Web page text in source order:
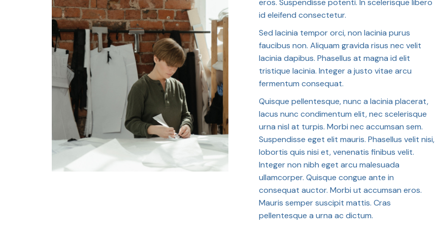
id eleifend consectetur.
Sed lacinia tempor orci, non lacinia purus
faucibus non. Aliquam gravida risus nec velit
lacinia dapibus. Phasellus at magna id elit
tristique lacinia. Integer a justo vitae arcu
fermentum consequat.
Quisque pellentesque, nunc a lacinia placerat,
lacus nunc condimentum elit, nec scelerisque
urna nisl at turpis. Morbi nec accumsan sem.
Suspendisse eget elit mauris. Phasellus velit nisi,
lobortis quis nisi et, venenatis finibus velit.
Integer non nibh eget arcu malesuada
ullamcorper. Quisque congue ante in
consequat auctor. Morbi ut accumsan eros.
Mauris semper suscipit mattis. Cras
pellentesque a urna ac dictum.